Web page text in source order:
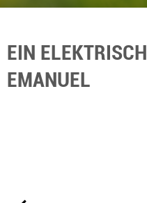
EIN
EMANUEL